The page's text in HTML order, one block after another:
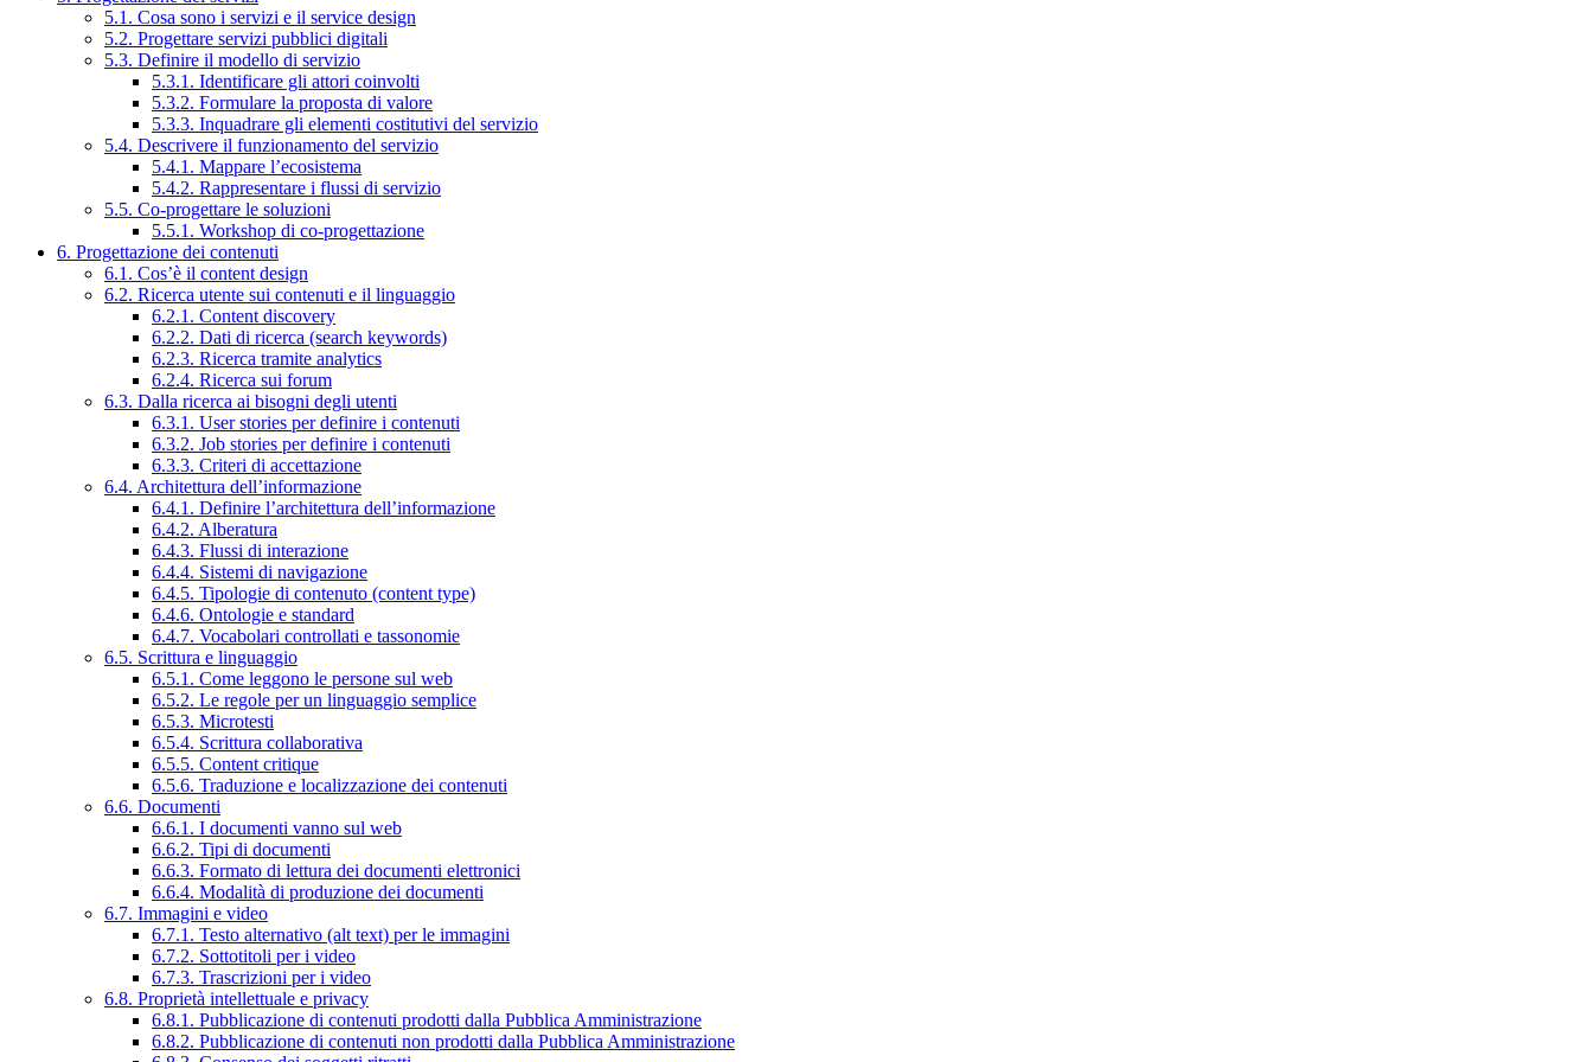
5.1. Cosa sono i servizi e il service design
5.2. Progettare servizi pubblici digitali
5.3. Definire il modello di servizio
5.3.1. Identificare gli attori coinvolti
5.3.2. Formulare la proposta di valore
5.3.3. Inquadrare gli elementi costitutivi del servizio
5.4. Descrivere il funzionamento del servizio
5.4.1. Mappare l’ecosistema
5.4.2. Rappresentare i flussi di servizio
5.5. Co-progettare le soluzioni
5.5.1. Workshop di co-progettazione
6. Progettazione dei contenuti
6.1. Cos’è il content design
6.2. Ricerca utente sui contenuti e il linguaggio
6.2.1. Content discovery
6.2.2. Dati di ricerca (search keywords)
6.2.3. Ricerca tramite analytics
6.2.4. Ricerca sui forum
6.3. Dalla ricerca ai bisogni degli utenti
6.3.1. User stories per definire i contenuti
6.3.2. Job stories per definire i contenuti
6.3.3. Criteri di accettazione
6.4. Architettura dell’informazione
6.4.1. Definire l’architettura dell’informazione
6.4.2. Alberatura
6.4.3. Flussi di interazione
6.4.4. Sistemi di navigazione
6.4.5. Tipologie di contenuto (content type)
6.4.6. Ontologie e standard
6.4.7. Vocabolari controllati e tassonomie
6.5. Scrittura e linguaggio
6.5.1. Come leggono le persone sul web
6.5.2. Le regole per un linguaggio semplice
6.5.3. Microtesti
6.5.4. Scrittura collaborativa
6.5.5. Content critique
6.5.6. Traduzione e localizzazione dei contenuti
6.6. Documenti
6.6.1. I documenti vanno sul web
6.6.2. Tipi di documenti
6.6.3. Formato di lettura dei documenti elettronici
6.6.4. Modalità di produzione dei documenti
6.7. Immagini e video
6.7.1. Testo alternativo (alt text) per le immagini
6.7.2. Sottotitoli per i video
6.7.3. Trascrizioni per i video
6.8. Proprietà intellettuale e privacy
6.8.1. Pubblicazione di contenuti prodotti dalla Pubblica Amministrazione
6.8.2. Pubblicazione di contenuti non prodotti dalla Pubblica Amministrazione